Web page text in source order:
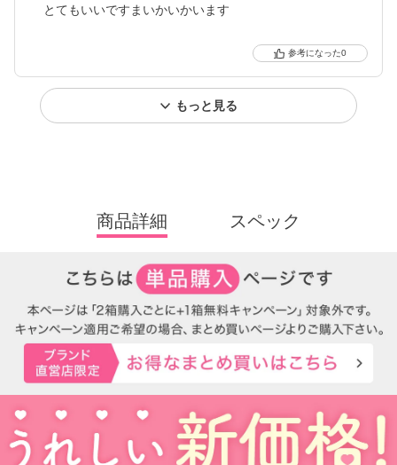
とてもいいですまいかいかいます
0
もっと見る
商品詳細 スペック